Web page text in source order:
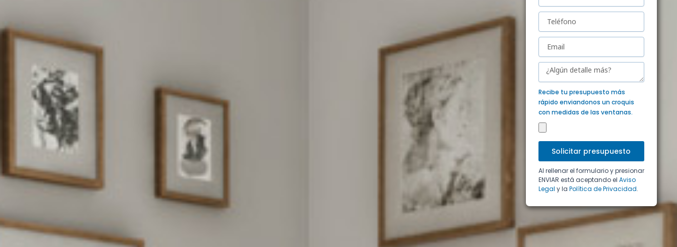
Recibe tu presupuesto más
rápido enviandonos un croquis
con medidas de las ventanas.
Solicitar presupuesto
Al rellenar el formulario y presionar
ENVIAR está aceptando el Aviso
Legal y la Política de Privacidad.